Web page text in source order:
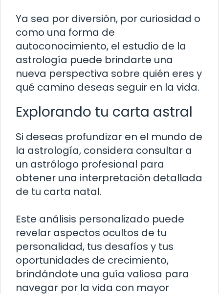
Ya sea por diversión, por curiosidad o
como una forma de
autoconocimiento, el estudio de la
astrología puede brindarte una
nueva perspectiva sobre quién eres y
qué camino deseas seguir en la vida.
Explorando tu carta astral
Si deseas profundizar en el mundo de
la astrología, considera consultar a
un astrólogo profesional para
obtener una interpretación detallada
de tu carta natal.
Este análisis personalizado puede
revelar aspectos ocultos de tu
personalidad, tus desafíos y tus
oportunidades de crecimiento,
brindándote una guía valiosa para
navegar por la vida con mayor